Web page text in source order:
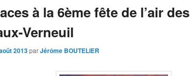
à la 6ème fête de l’air des
Verneuil
2013parJérôme BOUTELIER